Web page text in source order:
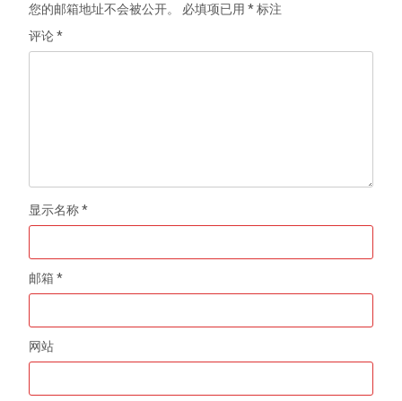
您的邮箱地址不会被公开。 必填项已用*标注
评论*
显示名称*
邮箱*
网站